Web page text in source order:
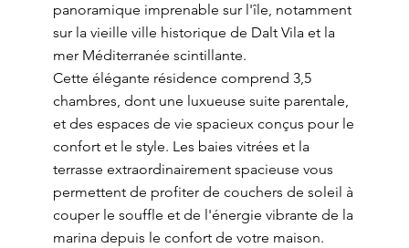
panoramique imprenable sur l'île, notamment
sur la vieille ville historique de Dalt Vila et la
mer Méditerranée scintillante.
Cette élégante résidence comprend 3,5
chambres, dont une luxueuse suite parentale,
et des espaces de vie spacieux conçus pour le
confort et le style. Les baies vitrées et la
terrasse extraordinairement spacieuse vous
permettent de profiter de couchers de soleil à
couper le souffle et de l'énergie vibrante de la
marina depuis le confort de votre maison.